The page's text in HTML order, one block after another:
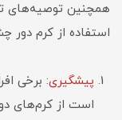
همچنین توصیه‌های
استفاده از کرم دور
پیشگیری: برخی
است از کرم‌های